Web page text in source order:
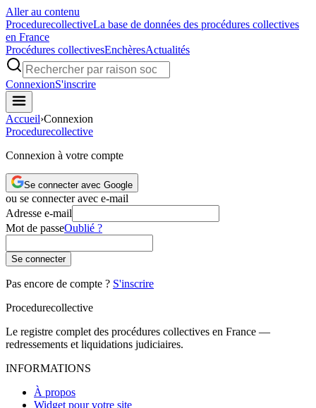
Aller au contenu
ProcedurecollectiveLa base de données des procédures collectives
en France
Procédures collectivesEnchèresActualités
ConnexionS'inscrire
Accueil›Connexion
Procedurecollective
Connexion à votre compte
Se connecter avec Google
ou se connecter avec e-mail
Adresse e-mail
Mot de passeOublié ?
Se connecter
Pas encore de compte ? S'inscrire
Procedurecollective
Le registre complet des procédures collectives en France —
redressements et liquidations judiciaires.
INFORMATIONS
À propos
Widget pour votre site